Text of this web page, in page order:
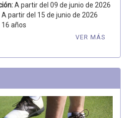
A partir del 09 de junio de 2026
A partir del 15 de junio de 2026
años
VER MÁS